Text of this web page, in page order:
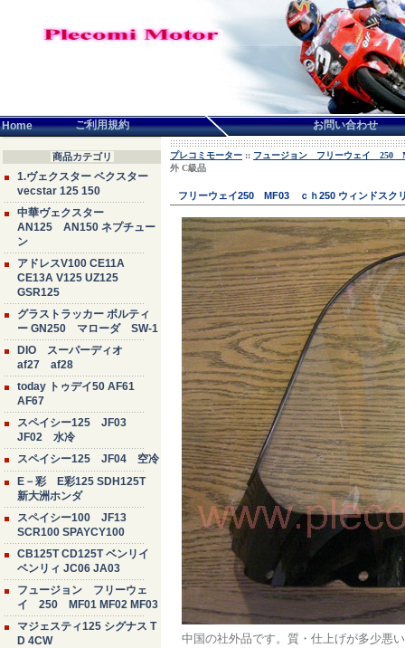
Home ご利用規約 お問い合わせ
商品カテゴリ
1.ヴェクスター ベクスター
vecstar 125 150
中華ヴェクスター
AN125 AN150 ネプチュー
ン
アドレスV100 CE11A
CE13A V125 UZ125
GSR125
グラストラッカー ボルティ
ー GN250 マローダ SW-1
DIO スーパーディオ
af27 af28
today トゥデイ50 AF61
AF67
スペイシー125 JF03
JF02 水冷
スペイシー125 JF04 空冷
E－彩 E彩125 SDH125T
新大洲ホンダ
スペイシー100 JF13
SCR100 SPAYCY100
CB125T CD125T ベンリイ
ベンリィ JC06 JA03
フュージョン フリーウェ
イ 250 MF01 MF02 MF03
マジェスティ125 シグナス T
D 4CW
プレコミモーター :: フュージョン フリーウェイ 250
外 C級品
フリーウェイ250 MF03 ｃｈ250 ウィンドス
中国の社外品です。質・仕上げが多少悪